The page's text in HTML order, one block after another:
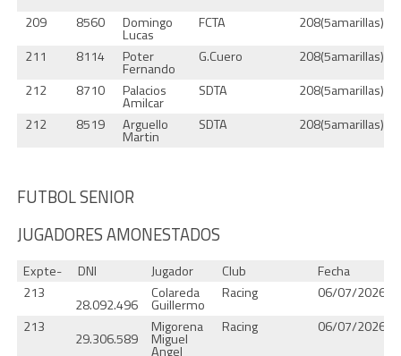
209
8560 Domingo
Lucas
FCTA
208(5amarillas)
211
8114 Poter
Fernando
G.Cuero
208(5amarillas)
212
8710 Palacios
Amilcar
SDTA
208(5amarillas)
212
8519 Arguello
Martin
SDTA 208(5amarillas)
FUTBOL SENIOR
JUGADORES AMONESTADOS
Expte- DNI Jugador Club Fecha
213
28.092.496
Colareda
Guillermo
Racing 06/07/2026
213
29.306.589
Migorena
Miguel
Angel
Racing 06/07/2026